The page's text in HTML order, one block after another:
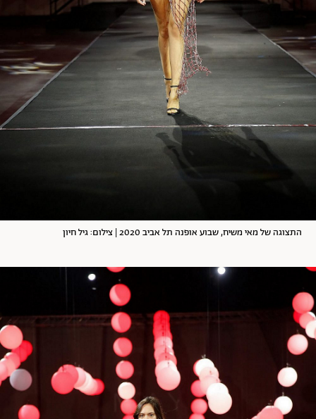
התצוגה של מאי משיח, שבוע אופנה תל אביב 2020 | צילום: גיל חיון